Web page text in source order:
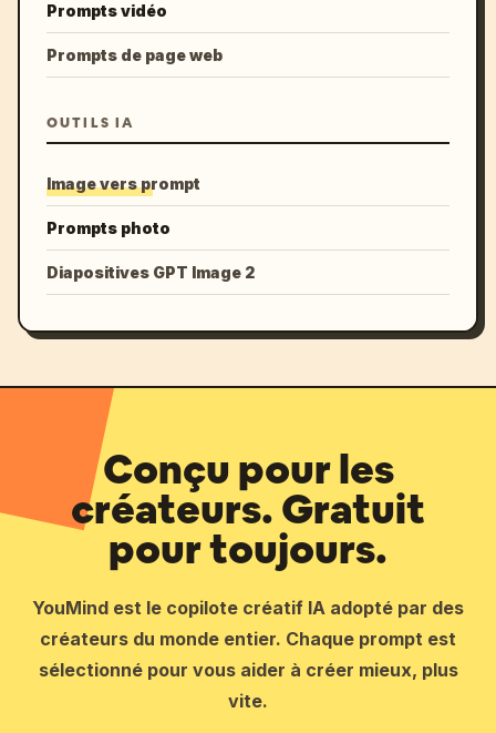
Prompts vidéo
Prompts de page web
OUTILS IA
Image vers prompt
Prompts photo
Diapositives GPT Image 2
Conçu pour les
créateurs. Gratuit
pour toujours.
YouMind est le copilote créatif IA adopté par des
créateurs du monde entier. Chaque prompt est
sélectionné pour vous aider à créer mieux, plus
vite.